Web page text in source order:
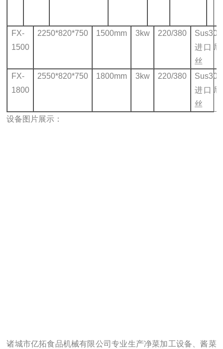
FX-
1500
2250*820*750 1500mm 3kw 220/380
进口尼
丝
FX-
1800
2550*820*750 1800mm 3kw 220/380
进口尼
丝
设备图片展示：
诸城市亿拓食品机械有限公司专业生产净菜加工设备、酱菜